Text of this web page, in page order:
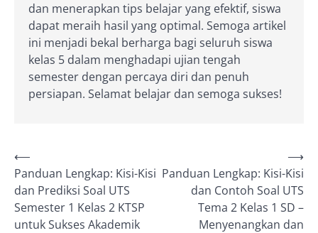
dan menerapkan tips belajar yang efektif, siswa
dapat meraih hasil yang optimal. Semoga artikel
ini menjadi bekal berharga bagi seluruh siswa
kelas 5 dalam menghadapi ujian tengah
semester dengan percaya diri dan penuh
persiapan. Selamat belajar dan semoga sukses!
Post
navigation
⟵
Panduan Lengkap: Kisi-Kisi
dan Prediksi Soal UTS
Semester 1 Kelas 2 KTSP
untuk Sukses Akademik
Panduan Lengkap: Kisi-Kisi
dan Contoh Soal UTS
Tema 2 Kelas 1 SD –
Menyenangkan dan
⟶